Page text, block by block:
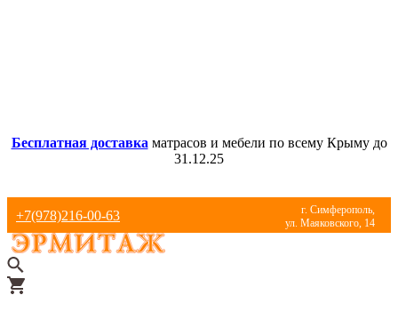
Бесплатная доставка матрасов и мебели по всему Крыму до
31.12.25
+7(978)216-00-63
г. Симферополь,
ул. Маяковского, 14